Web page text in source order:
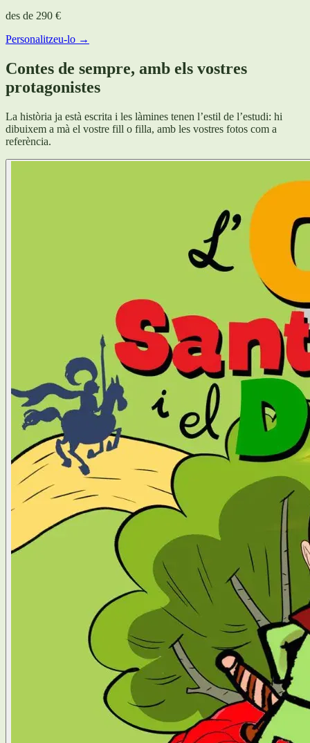
des de 290 €
Personalitzeu-lo →
Contes de sempre, amb els vostres
protagonistes
La història ja està escrita i les làmines tenen l’estil de l’estudi: hi
dibuixem a mà el vostre fill o filla, amb les vostres fotos com a
referència.